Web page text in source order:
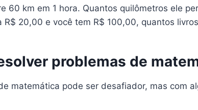
60 km em 1 hora. Quantos quilômetros ele
R$ 20,00 e você tem R$ 100,00, quantos
problemas de
matemática pode ser desafiador, mas com